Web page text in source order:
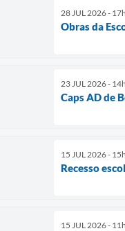
28 JUL 2026 -
Obras da
23 JUL 2026 -
Caps AD de
15 JUL 2026 -
Recesso
15 JUL 2026 -